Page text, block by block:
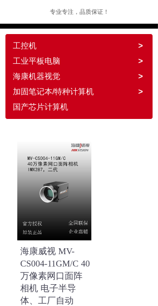
专业专注，品质保证！
工控机
>
工业平板电脑
>
海康机器视觉
>
加固笔记本/特种计算机
>
国产芯片计算机
海康威视 MV-
CS004-11GM/C 40
万像素网口面阵
相机 电子半导
体、工厂自动